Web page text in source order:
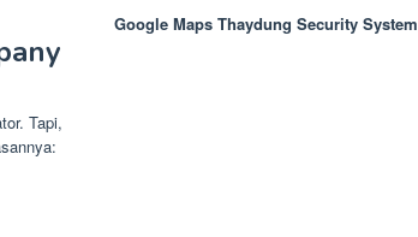
Tapi,
Google Maps Thaydung Security System